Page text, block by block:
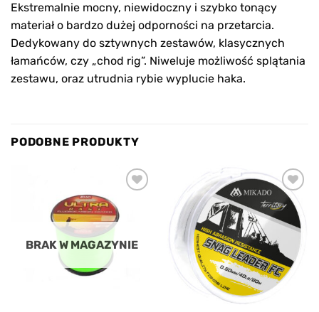
Ekstremalnie mocny, niewidoczny i szybko tonący
materiał o bardzo dużej odporności na przetarcia.
Dedykowany do sztywnych zestawów, klasycznych
łamańców, czy „chod rig”. Niweluje możliwość splątania
zestawu, oraz utrudnia rybie wyplucie haka.
PODOBNE PRODUKTY
wishlist
BRAK W MAGAZYNIE
Add to
wishlist